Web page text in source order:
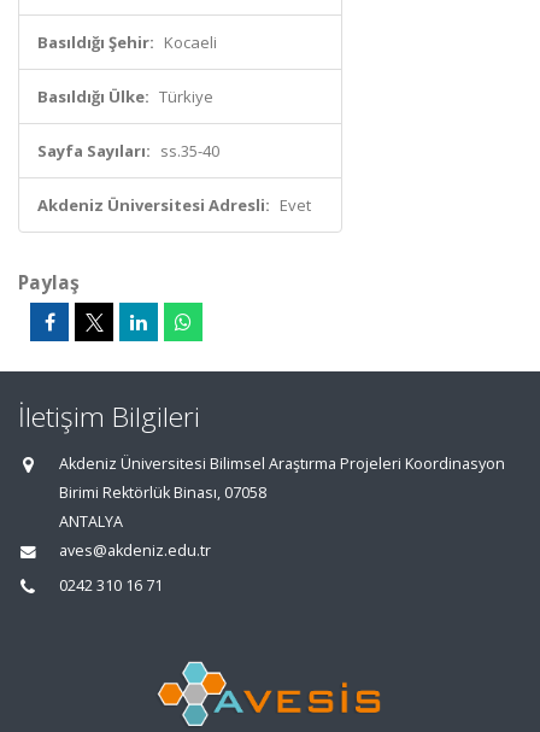
Basıldığı Şehir: Kocaeli
Basıldığı Ülke: Türkiye
Sayfa Sayıları: ss.35-40
Akdeniz Üniversitesi Adresli: Evet
Paylaş
İletişim Bilgileri
Akdeniz Üniversitesi Bilimsel Araştırma Projeleri Koordinasyon
Birimi Rektörlük Binası, 07058
ANTALYA
aves@akdeniz.edu.tr
0242 310 16 71